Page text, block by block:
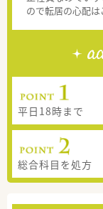
ので転居の心配は
平日18時まで
総合科目を処方